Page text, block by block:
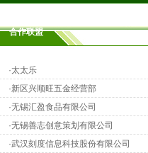
合作联盟
·太太乐
·新区兴顺旺五金经营部
·无锡汇盈食品有限公司
·无锡善志创意策划有限公司
·武汉刻度信息科技股份有限公司